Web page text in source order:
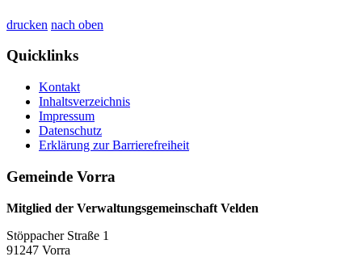
drucken nach oben
Quicklinks
Kontakt
Inhaltsverzeichnis
Impressum
Datenschutz
Erklärung zur Barrierefreiheit
Gemeinde Vorra
Mitglied der Verwaltungsgemeinschaft Velden
Stöppacher Straße 1
91247 Vorra